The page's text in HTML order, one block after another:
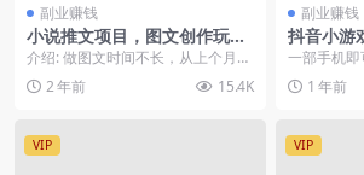
副业赚钱
小说推文项目，图文创作玩
法，新手10天挣3000
介绍: 做图文时间不长，从上个月中
下旬开始，十天就有 3000 元收
入。 最初用...
2 年前 15.4K
副业赚钱
抖音小游
作轻松日
一部手机
戏，日入
以 1 年前
VIP VIP